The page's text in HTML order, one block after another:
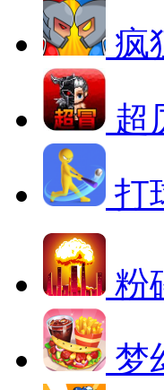
疯
超
打
粉
梦